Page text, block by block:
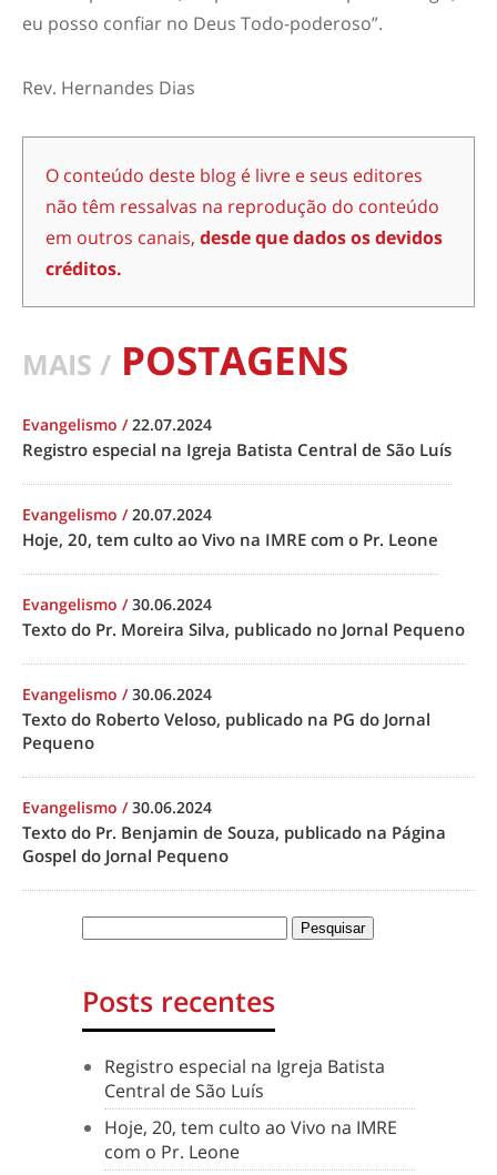
eu posso confiar no Deus Todo-poderoso”.
Rev. Hernandes Dias
O conteúdo deste blog é livre e seus editores
não têm ressalvas na reprodução do conteúdo
em outros canais, desde que dados os devidos
créditos.
MAIS / POSTAGENS
Evangelismo /22.07.2024
Registro especial na Igreja Batista Central de São Luís
Evangelismo /20.07.2024
Hoje, 20, tem culto ao Vivo na IMRE com o Pr. Leone
Evangelismo /30.06.2024
Texto do Pr. Moreira Silva, publicado no Jornal Pequeno
Evangelismo /30.06.2024
Texto do Roberto Veloso, publicado na PG do Jornal
Pequeno
Evangelismo /30.06.2024
Texto do Pr. Benjamin de Souza, publicado na Página
Gospel do Jornal Pequeno
Posts recentes
Registro especial na Igreja Batista
Central de São Luís
Hoje, 20, tem culto ao Vivo na IMRE
com o Pr. Leone